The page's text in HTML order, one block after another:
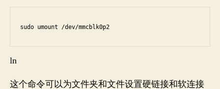
sudo umount /dev/mmcblk0p2
ln
这个命令可以为文件夹和文件设置硬链接和软连接